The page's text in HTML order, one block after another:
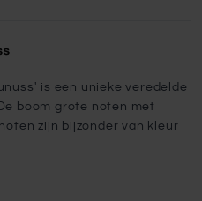
is een unieke veredelde
boom grote noten met
zijn bijzonder van kleur